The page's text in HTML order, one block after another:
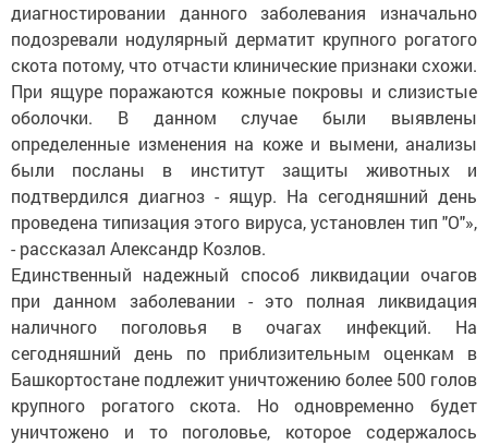
диагностировании данного заболевания изначально
подозревали нодулярный дерматит крупного рогатого
скота потому, что отчасти клинические признаки схожи.
При ящуре поражаются кожные покровы и слизистые
оболочки. В данном случае были выявлены
определенные изменения на коже и вымени, анализы
были посланы в институт защиты животных и
подтвердился диагноз - ящур. На сегодняшний день
проведена типизация этого вируса, установлен тип "О"»,
- рассказал Александр Козлов.
Единственный надежный способ ликвидации очагов
при данном заболевании - это полная ликвидация
наличного поголовья в очагах инфекций. На
сегодняшний день по приблизительным оценкам в
Башкортостане подлежит уничтожению более 500 голов
крупного рогатого скота. Но одновременно будет
уничтожено и то поголовье, которое содержалось